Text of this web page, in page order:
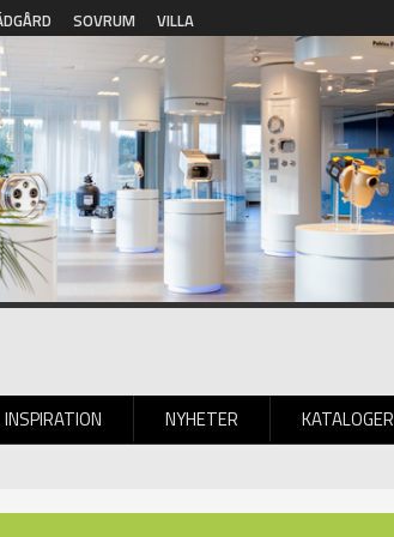
SOVRUM VILLA
INSPIRATION NYHETER KATALOGER